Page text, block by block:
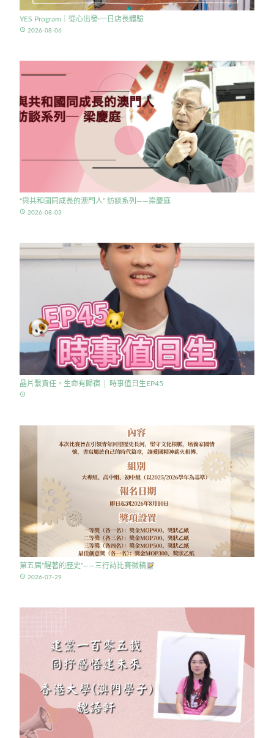
YES Program｜從心出發·一日店長體驗
access_time 2026-08-06
“與共和國同成長的澳門人” 訪談系列——梁慶庭
access_time 2026-08-03
晶片繫責任，生命有歸宿 │ 時事值日生EP45
access_time
第五屆”醒著的歷史”——三行詩比賽徵稿
access_time 2026-07-29